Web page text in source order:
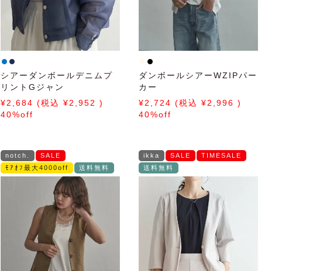
シアーダンボールデニムプ
リントGジャン
2,684
2,952
40%off
ダンボールシアーWZIPパー
カー
2,724
2,996
40%off
notch.
SALE
ﾓｱｵﾌ最大4000off
送料無料
ikka SALE
TIMESALE
送料無料